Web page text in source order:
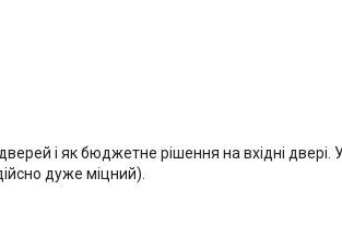
і як бюджетне рішення на вхідні двері.
дуже міцний).